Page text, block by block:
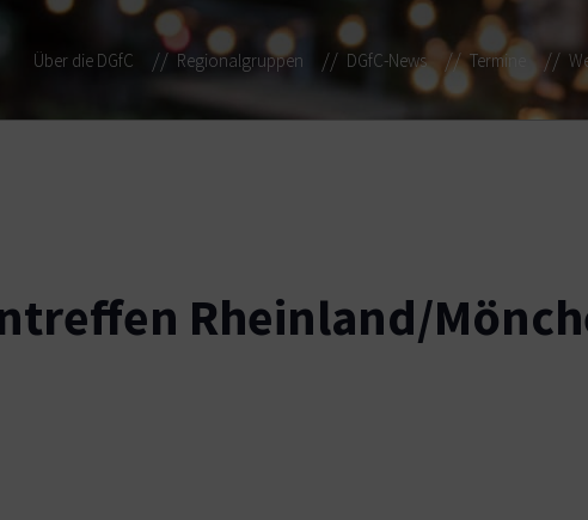
Über die DGfC Regionalgruppen DGfC-News Termine
Rheinland/